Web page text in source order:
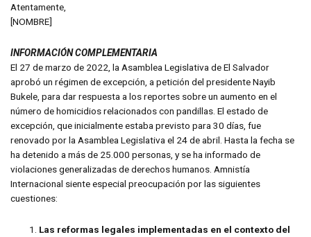
Atentamente,
[NOMBRE]
INFORMACIÓN COMPLEMENTARIA
El 27 de marzo de 2022, la Asamblea Legislativa de El Salvador
aprobó un régimen de excepción, a petición del presidente Nayib
Bukele, para dar respuesta a los reportes sobre un aumento en el
número de homicidios relacionados con pandillas. El estado de
excepción, que inicialmente estaba previsto para 30 días, fue
renovado por la Asamblea Legislativa el 24 de abril. Hasta la fecha se
ha detenido a más de 25.000 personas, y se ha informado de
violaciones generalizadas de derechos humanos. Amnistía
Internacional siente especial preocupación por las siguientes
cuestiones:
Las reformas legales implementadas en el contexto del